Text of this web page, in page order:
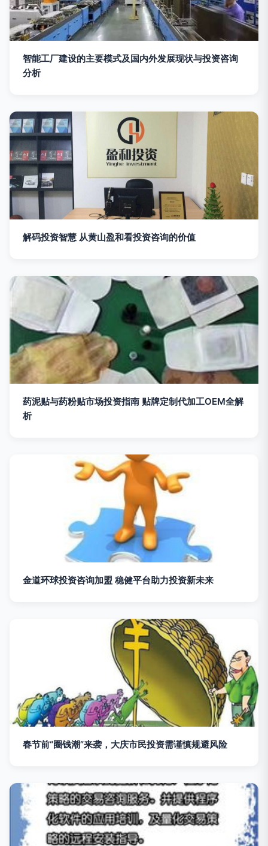
智能工厂建设的主要模式及国内外发展现状与投资咨询
分析
解码投资智慧 从黄山盈和看投资咨询的价值
药泥贴与药粉贴市场投资指南 贴牌定制代加工OEM全解
析
金道环球投资咨询加盟 稳健平台助力投资新未来
春节前“圈钱潮”来袭，大庆市民投资需谨慎规避风险